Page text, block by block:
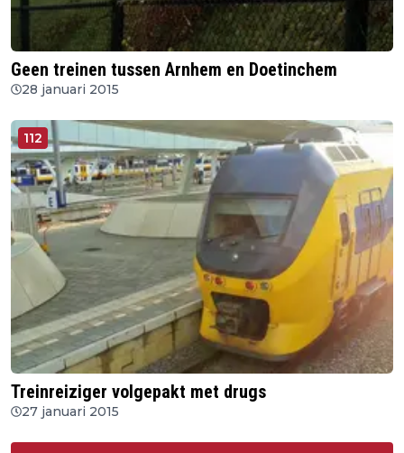
Geen treinen tussen Arnhem en Doetinchem
28 januari 2015
112
Treinreiziger volgepakt met drugs
27 januari 2015